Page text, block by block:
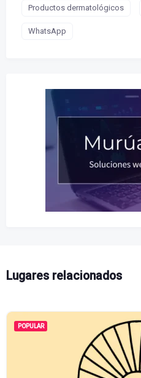
Productos dermatológicos
WhatsApp
Lugares relacionados
POPULAR